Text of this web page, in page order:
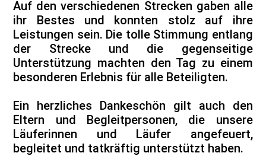
Auf den verschiedenen Strecken gaben alle
ihr Bestes und konnten stolz auf ihre
Leistungen sein. Die tolle Stimmung entlang
der Strecke und die gegenseitige
Unterstützung machten den Tag zu einem
besonderen Erlebnis für alle Beteiligten.
Ein herzliches Dankeschön gilt auch den
Eltern und Begleitpersonen, die unsere
Läuferinnen und Läufer angefeuert,
begleitet und tatkräftig unterstützt haben.